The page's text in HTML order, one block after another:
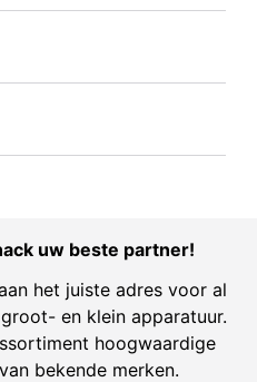
uw beste partner!
het juiste adres voor al
en klein apparatuur.
hoogwaardige
bekende merken.